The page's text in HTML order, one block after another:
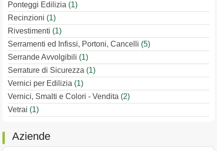
Ponteggi Edilizia (1)
Recinzioni (1)
Rivestimenti (1)
Serramenti ed Infissi, Portoni, Cancelli (5)
Serrande Avvolgibili (1)
Serrature di Sicurezza (1)
Vernici per Edilizia (1)
Vernici, Smalti e Colori - Vendita (2)
Vetrai (1)
Aziende